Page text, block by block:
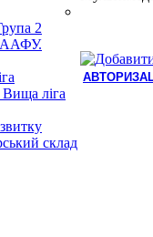
2
ААФУ.
ліга
склад